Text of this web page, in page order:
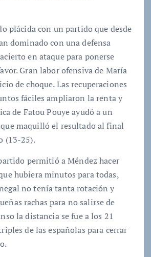
plácida con un partido que desde
dominado con una defensa
en ataque para ponerse
Gran labor ofensiva de María
de choque. Las recuperaciones
fáciles ampliaron la renta y
de Fatou Pouye ayudó a un
maquilló el resultado al final
(13-25).
permitió a Méndez hacer
hubiera minutos para todas,
no tenía tanta rotación y
rachas para no salirse de
la distancia se fue a los 21
de las españolas para cerrar